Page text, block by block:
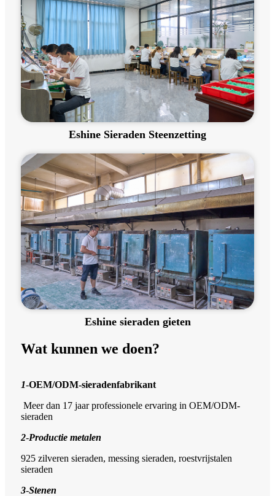
Eshine Sieraden Steenzetting
Eshine sieraden gieten
Wat kunnen we doen?
1-OEM/ODM-sieradenfabrikant
Meer dan 17 jaar professionele ervaring in OEM/ODM-
sieraden
2-Productie metalen
925 zilveren sieraden, messing sieraden, roestvrijstalen
sieraden
3-Stenen